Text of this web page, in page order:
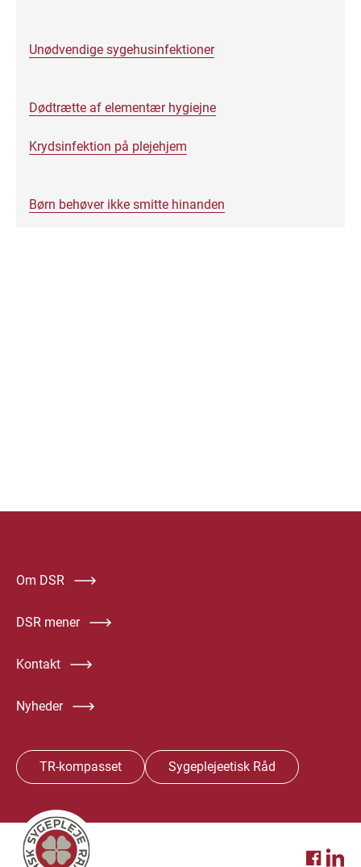
Unødvendige sygehusinfektioner
Dødtrætte af elementær hygiejne
Krydsinfektion på plejehjem
Børn behøver ikke smitte hinanden
Om DSR
DSR mener
Kontakt
Nyheder
TR-kompasset Sygeplejeetisk Råd